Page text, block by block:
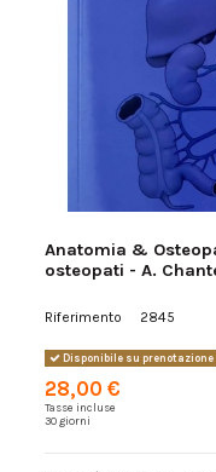
Anatomia &
osteopati - A.
Riferimento 2845
Disponibile su prenotazione
28,00 €
Tasse incluse
30 giorni